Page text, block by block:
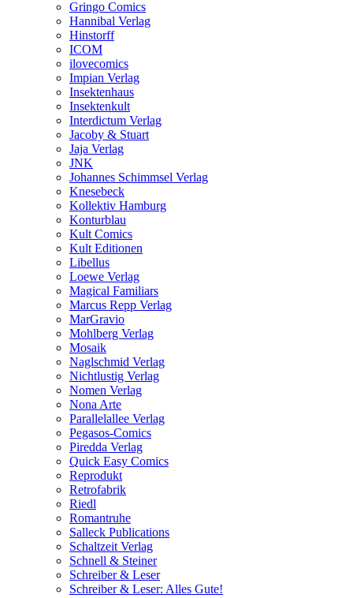
Gringo Comics
Hannibal Verlag
Hinstorff
ICOM
ilovecomics
Impian Verlag
Insektenhaus
Insektenkult
Interdictum Verlag
Jacoby & Stuart
Jaja Verlag
JNK
Johannes Schimmsel Verlag
Knesebeck
Kollektiv Hamburg
Konturblau
Kult Comics
Kult Editionen
Libellus
Loewe Verlag
Magical Familiars
Marcus Repp Verlag
MarGravio
Mohlberg Verlag
Mosaik
Naglschmid Verlag
Nichtlustig Verlag
Nomen Verlag
Nona Arte
Parallelallee Verlag
Pegasos-Comics
Piredda Verlag
Quick Easy Comics
Reprodukt
Retrofabrik
Riedl
Romantruhe
Salleck Publications
Schaltzeit Verlag
Schnell & Steiner
Schreiber & Leser
Schreiber & Leser: Alles Gute!